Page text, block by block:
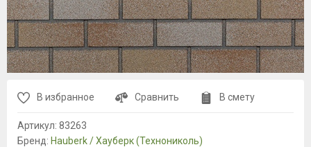
В избранное Сравнить В смету
Артикул: 83263
Бренд: Hauberk / Хауберк (Технониколь)